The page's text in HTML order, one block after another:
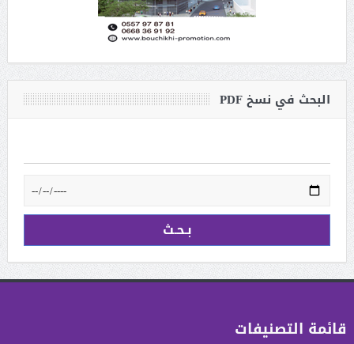
البحث في نسخ PDF
قائمة التصنيفات